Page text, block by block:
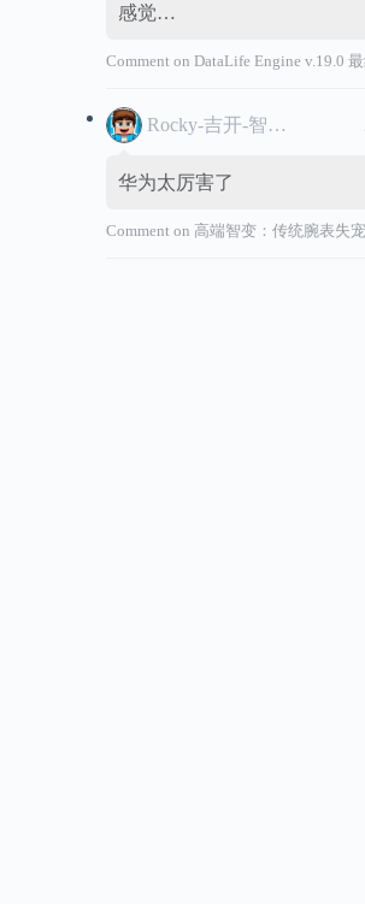
感觉…
Comment onDataLife Engine v.19.0
Rocky-吉开-智能汽车
华为太厉害了
Comment on高端智变：传统腕表失宠，华为